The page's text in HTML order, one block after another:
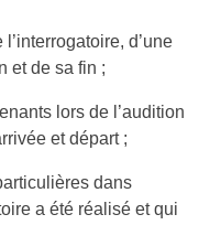
d’une
et de sa fin ;
lors de l’audition
et départ ;
dans
a été réalisé et qui